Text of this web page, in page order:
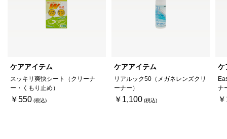
ケアアイテム
スッキリ爽快シート（クリーナ
ー・くもり止め）
￥550
ケアアイテム
リアルック50（メガネレンズクリ
ーナー）
￥1,100
ケ
ナ